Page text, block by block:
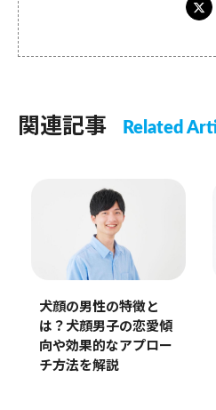
関連記事 Related
犬顔の男性の特徴と
は？犬顔男子の恋愛傾
向や効果的なアプロー
チ方法を解説